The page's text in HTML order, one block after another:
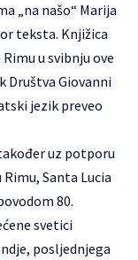
„na našo“ Marija
teksta. Knjižica
u svibnju ove
Društva Giovanni
jezik preveo
uz potporu
Rimu, Santa Lucia
80.
svetici
posljednjega